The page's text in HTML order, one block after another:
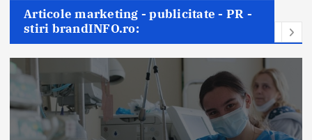
Articole marketing - publicitate - PR -
stiri brandINFO.ro: